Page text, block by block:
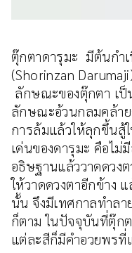
ตุ๊กตาดารุมะ มีต้นกำ
(Shorinzan
ลักษณะของตุ๊กตา เป็
ลักษณะอ้วนกลมคล้า
การล้มแล้วให้ลุกขึ้นสู้
เด่นของดารุมะ คือไม่
อธิษฐานแล้ววาดดวง
ให้วาดดวงตาอีกข้าง
นั้น จึงมีเทศกาลทำลา
ก็ตาม ในปัจจุบันที่ตุ๊ก
แต่ละสีก็มีคำอวยพรที่